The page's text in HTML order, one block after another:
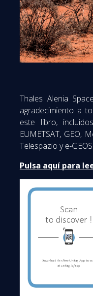
Thales Alenia
agradecimiento a
este libro,
EUMETSAT, GEO,
Telespazio y e-GEOS.
Pulsa aquí para